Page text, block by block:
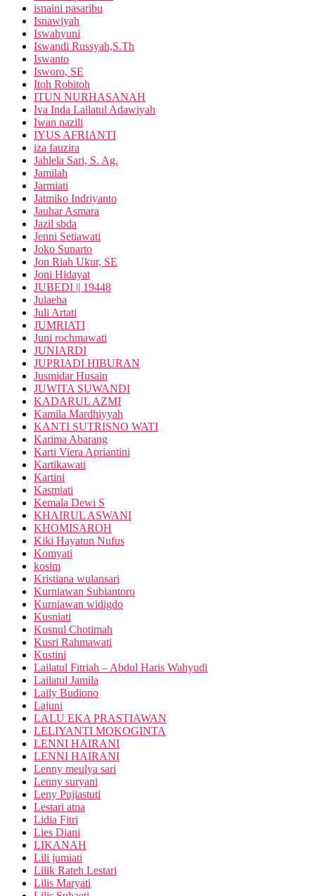
isnaini pasaribu
Isnawiyah
Iswahyuni
Iswandi Russyah,S.Th
Iswanto
Isworo, SE
Itoh Robitoh
ITUN NURHASANAH
Iva Inda Lailatul Adawiyah
Iwan nazili
IYUS AFRIANTI
iza fauzira
Jahlela Sari, S. Ag.
Jamilah
Jarmiati
Jatmiko Indriyanto
Jauhar Asmara
Jazil sbda
Jenni Setiawati
Joko Sunarto
Jon Riah Ukur, SE
Joni Hidayat
JUBEDI || 19448
Julaeha
Juli Artati
JUMRIATI
Juni rochmawati
JUNIARDI
JUPRIADI HIBURAN
Jusmidar Husain
JUWITA SUWANDI
KADARUL AZMI
Kamila Mardhiyyah
KANTI SUTRISNO WATI
Karima Abarang
Karti Viera Apriantini
Kartikawati
Kartini
Kasmiati
Kemala Dewi S
KHAIRUL ASWANI
KHOMISAROH
Kiki Hayatun Nufus
Komyati
kosim
Kristiana wulansari
Kurniawan Subiantoro
Kurniawan widigdo
Kusniati
Kusnul Chotimah
Kusri Rahmawati
Kustini
Lailatul Fitriah – Abdul Haris Wahyudi
Lailatul Jamila
Laily Budiono
Lajuni
LALU EKA PRASTIAWAN
LELIYANTI MOKOGINTA
LENNI HAIRANI
LENNI HAIRANI
Lenny meulya sari
Lenny suryani
Leny Pujiastuti
Lestari atna
Lidia Fitri
Lies Diani
LIKANAH
Lili jumiati
Lilik Rateh Lestari
Lilis Maryati